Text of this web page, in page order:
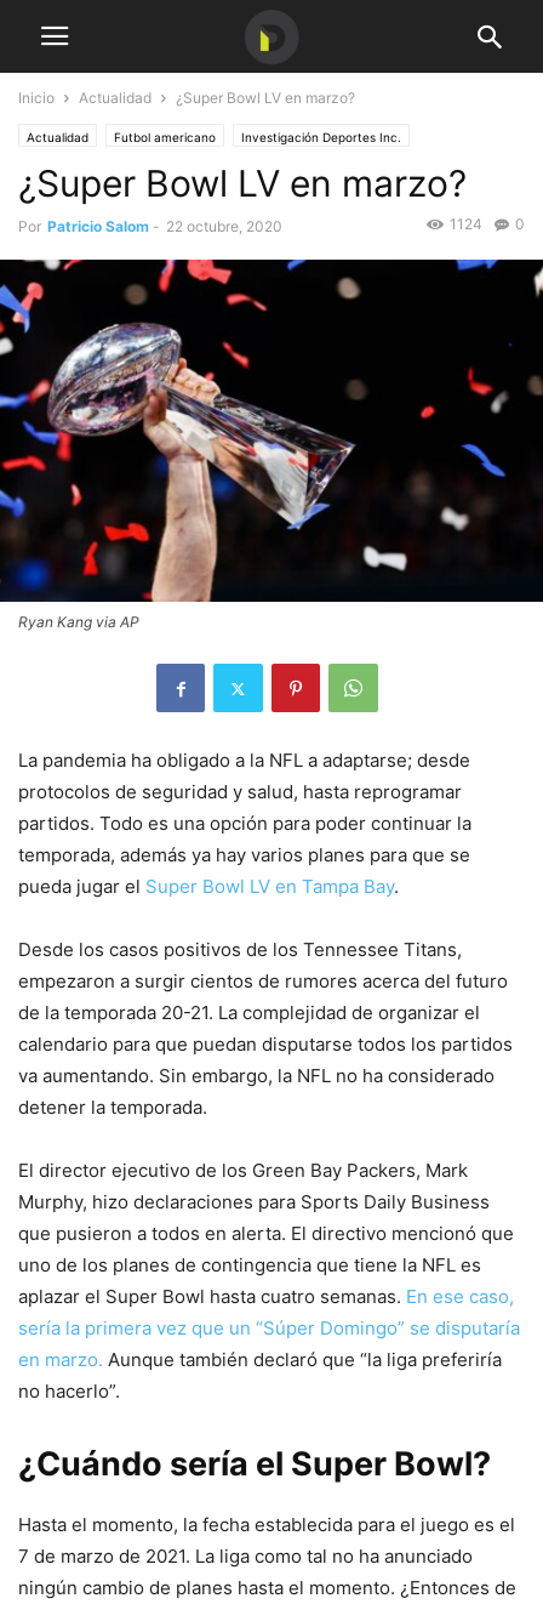
Inicio Actualidad ¿Super Bowl LV en marzo?
Actualidad Futbol americano Investigación Deportes Inc.
¿Super Bowl LV en marzo?
Por Patricio Salom - 22 octubre, 2020 0
1124
Ryan Kang via AP
La pandemia ha obligado a la NFL a adaptarse; desde
protocolos de seguridad y salud, hasta reprogramar
partidos. Todo es una opción para poder continuar la
temporada, además ya hay varios planes para que se
pueda jugar el Super Bowl LV en Tampa Bay.
Desde los casos positivos de los Tennessee Titans,
empezaron a surgir cientos de rumores acerca del futuro
de la temporada 20-21. La complejidad de organizar el
calendario para que puedan disputarse todos los partidos
va aumentando. Sin embargo, la NFL no ha considerado
detener la temporada.
El director ejecutivo de los Green Bay Packers, Mark
Murphy, hizo declaraciones para Sports Daily Business
que pusieron a todos en alerta. El directivo mencionó que
uno de los planes de contingencia que tiene la NFL es
aplazar el Super Bowl hasta cuatro semanas. En ese caso,
sería la primera vez que un “Súper Domingo” se disputaría
en marzo. Aunque también declaró que “la liga preferiría
no hacerlo”.
¿Cuándo sería el Super Bowl?
Hasta el momento, la fecha establecida para el juego es el
7 de marzo de 2021. La liga como tal no ha anunciado
ningún cambio de planes hasta el momento. ¿Entonces de